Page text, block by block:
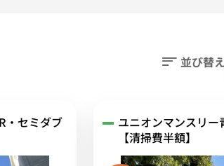
並び替え
・セミダブ
ユニオンマンスリ
【清掃費半額】